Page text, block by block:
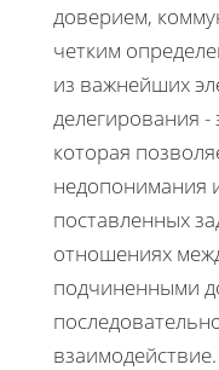
доверием,
четким
из важнейших
делегирования -
которая
недопонимания
поставленных
отношениях
подчиненными